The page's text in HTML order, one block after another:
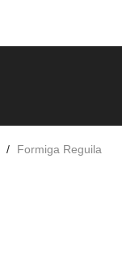
Formiga Reguila